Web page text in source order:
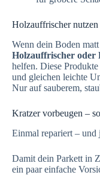
Holzauffrischer nutzen
Wenn dein Boden
Holzauffrischer oder
helfen. Diese
und gleichen leichte
Nur auf sauberem,
Kratzer vorbeugen –
Einmal repariert – und
Damit dein Parkett in
ein paar einfache